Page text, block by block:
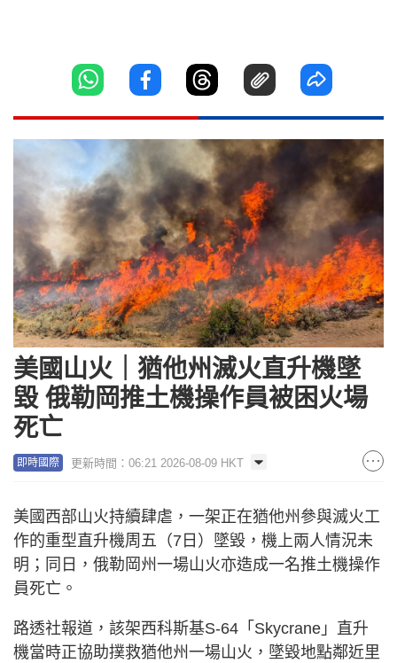
美國山火｜猶他州滅火直升機墜
毀 俄勒岡推土機操作員被困火場
死亡
即時國際 更新時間：06:21 2026-08-09 HKT
美國西部山火持續肆虐，一架正在猶他州參與滅火工
作的重型直升機周五（7日）墜毀，機上兩人情況未
明；同日，俄勒岡州一場山火亦造成一名推土機操作
員死亡。
路透社報道，該架西科斯基S-64「Skycrane」直升
機當時正協助撲救猶他州一場山火，墜毀地點鄰近里